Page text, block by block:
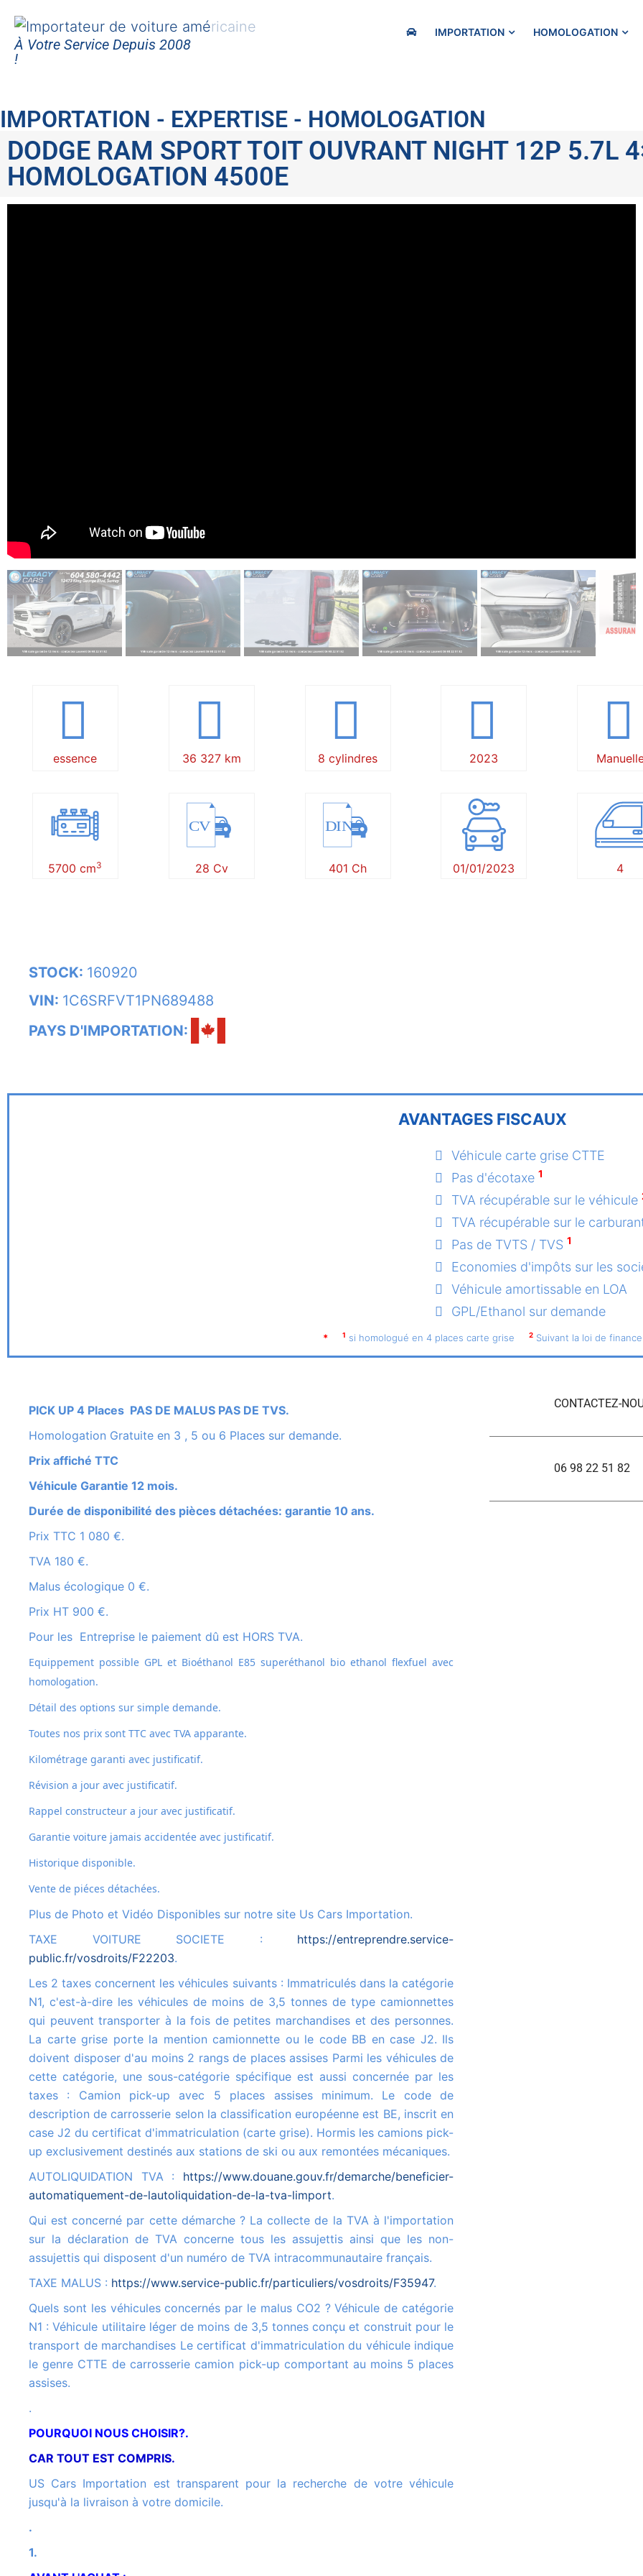
À Votre Service Depuis 2008
!
IMPORTATION HOMOLOGATION
IMPORTATION - EXPERTISE - HOMOLOGATION
DODGE RAM SPORT TOIT OUVRANT NIGHT 12P 5.7L
HOMOLOGATION 4500E
essence 36 327 km 8 cylindres 2023
5700 cm3
CV
28 Cv
DIN
401 Ch 01/01/2023 4
STOCK: 160920
VIN: 1C6SRFVT1PN689488
PAYS D'IMPORTATION:
AVANTAGES FISCAUX
Véhicule carte grise CTTE
Pas d'écotaxe 1
TVA récupérable sur le véhicule
TVA récupérable sur le
Pas de TVTS / TVS 1
Economies d'impôts sur les
Véhicule amortissable en LOA
GPL/Ethanol sur demande
* 1 si homologué en 4 places carte grise 2 Suivant la loi de finance
PICK UP 4 Places PAS DE MALUS PAS DE TVS.
Homologation Gratuite en 3 , 5 ou 6 Places sur demande.
Prix affiché TTC
Véhicule Garantie 12 mois.
Durée de disponibilité des pièces détachées: garantie 10 ans.
Prix TTC 1 080 €.
TVA 180 €.
Malus écologique 0 €.
Prix HT 900 €.
Pour les Entreprise le paiement dû est HORS TVA.
Equippement possible GPL et Bioéthanol E85 superéthanol bio ethanol flexfuel avec
homologation.
Détail des options sur simple demande.
Toutes nos prix sont TTC avec TVA apparante.
Kilométrage garanti avec justificatif.
Révision a jour avec justificatif.
Rappel constructeur a jour avec justificatif.
Garantie voiture jamais accidentée avec justificatif.
Historique disponible.
Vente de piéces détachées.
Plus de Photo et Vidéo Disponibles sur notre site Us Cars Importation.
TAXE VOITURE SOCIETE : https://entreprendre.service-
public.fr/vosdroits/F22203.
Les 2 taxes concernent les véhicules suivants : Immatriculés dans la catégorie
N1, c'est-à-dire les véhicules de moins de 3,5 tonnes de type camionnettes
qui peuvent transporter à la fois de petites marchandises et des personnes.
La carte grise porte la mention camionnette ou le code BB en case J2. Ils
doivent disposer d'au moins 2 rangs de places assises Parmi les véhicules de
cette catégorie, une sous-catégorie spécifique est aussi concernée par les
taxes : Camion pick-up avec 5 places assises minimum. Le code de
description de carrosserie selon la classification européenne est BE, inscrit en
case J2 du certificat d'immatriculation (carte grise). Hormis les camions pick-
up exclusivement destinés aux stations de ski ou aux remontées mécaniques.
AUTOLIQUIDATION TVA : https://www.douane.gouv.fr/demarche/beneficier-
automatiquement-de-lautoliquidation-de-la-tva-limport.
Qui est concerné par cette démarche ? La collecte de la TVA à l'importation
sur la déclaration de TVA concerne tous les assujettis ainsi que les non-
assujettis qui disposent d'un numéro de TVA intracommunautaire français.
TAXE MALUS : https://www.service-public.fr/particuliers/vosdroits/F35947.
Quels sont les véhicules concernés par le malus CO2 ? Véhicule de catégorie
N1 : Véhicule utilitaire léger de moins de 3,5 tonnes conçu et construit pour le
transport de marchandises Le certificat d'immatriculation du véhicule indique
le genre CTTE de carrosserie camion pick-up comportant au moins 5 places
assises.
.
POURQUOI NOUS CHOISIR?.
CAR TOUT EST COMPRIS.
US Cars Importation est transparent pour la recherche de votre véhicule
jusqu'à la livraison à votre domicile.
.
1.
CONTACTEZ-
06 98 22 51 82